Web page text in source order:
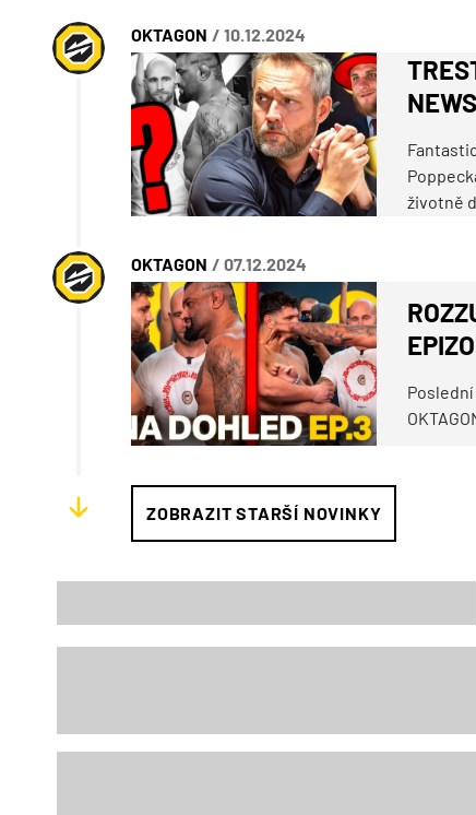
OKTAGON / 10.12.2024
životně
OKTAGON / 07.12.2024
ZOBRAZIT STARŠÍ NOVINKY